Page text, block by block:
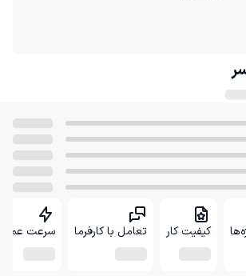
کیفیت کار تعامل با کارفرما سرعت عمل